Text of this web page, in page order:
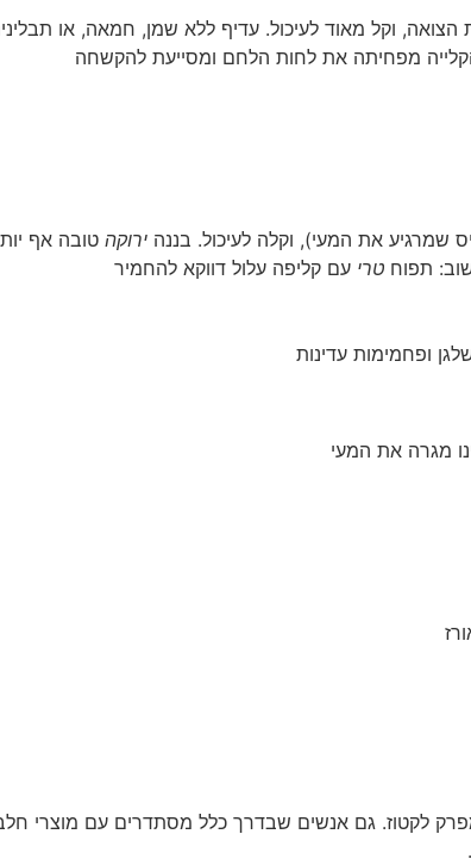
וקל מאוד לעיכול. עדיף ללא שמן, חמאה, או
מפחיתה את לחות הלחם ומסייעת להקשחה
שמרגיע את המעי), וקלה לעיכול. בננה ירוקה טובה אף
תפוח טרי עם קליפה עלול דווקא להחמיר
ופחמימות עדינות
מגרה את המעי
לקטוז. גם אנשים שבדרך כלל מסתדרים עם מוצרי